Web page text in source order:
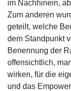
im Nachhinein,
Zum anderen
geteilt, welche
dem Standpunkt
Benennung der
offensichtlich,
wirken, für die
und das